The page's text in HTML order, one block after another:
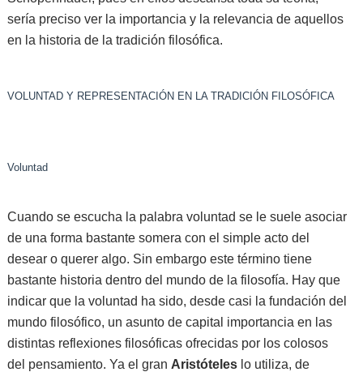
sería preciso ver la importancia y la relevancia de aquellos
en la historia de la tradición filosófica.
VOLUNTAD Y REPRESENTACIÓN EN LA TRADICIÓN FILOSÓFICA
Voluntad
Cuando se escucha la palabra voluntad se le suele asociar
de una forma bastante somera con el simple acto del
desear o querer algo. Sin embargo este término tiene
bastante historia dentro del mundo de la filosofía. Hay que
indicar que la voluntad ha sido, desde casi la fundación del
mundo filosófico, un asunto de capital importancia en las
distintas reflexiones filosóficas ofrecidas por los colosos
del pensamiento. Ya el gran Aristóteleslo utiliza, de